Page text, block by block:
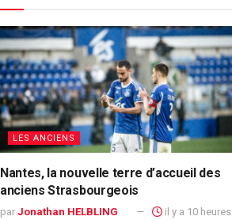
LES ANCIENS
Nantes, la nouvelle terre d’accueil des
anciens Strasbourgeois
par Jonathan HELBLING il y a 10 heures